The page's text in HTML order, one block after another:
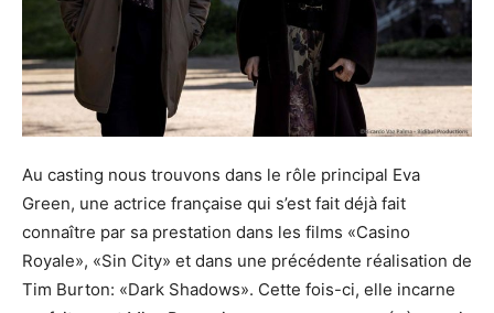
Au casting nous trouvons dans le rôle principal Eva
Green, une actrice française qui s’est fait déjà fait
connaître par sa prestation dans les films «Casino
Royale», «Sin City» et dans une précédente réalisation de
Tim Burton: «Dark Shadows». Cette fois-ci, elle incarne